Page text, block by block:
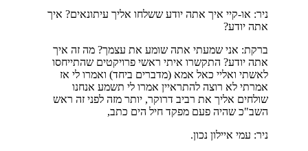
ניר: או-קיי איך אתה יודע ששלחו אליך עיתונאים? איך
אתה יודע?
ברקת: אני שמעתי אתה שומע את עצמך? מה זה איך
אתה יודע? התקשרו איתי ראשי פרויקטים שהתייחסו
לאשתי ואליי כאל אמא (מדברים ביחד) ואמרו לי אז
אמרתי לא רוצה להתראיין אמרו לי תשמע אנחנו
שולחים אליך את רביב דרוקר, יותר מזה לפני זה ראש
השב"כ שהיה פעם מפקד חיל הים כתב,
ניר: עמי איילון נכון.